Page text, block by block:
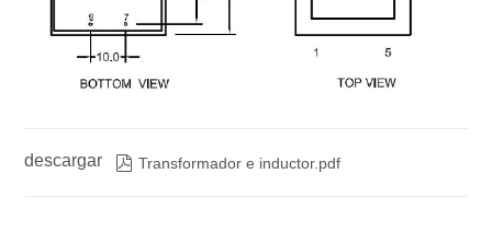
descargar  Transformador e inductor.pdf